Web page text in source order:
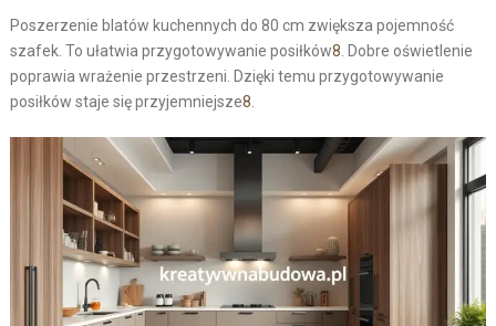
Poszerzenie blatów kuchennych do 80 cm zwiększa pojemność
szafek. To ułatwia przygotowywanie posiłków8 . Dobre oświetlenie
poprawia wrażenie przestrzeni. Dzięki temu przygotowywanie
posiłków staje się przyjemniejsze8